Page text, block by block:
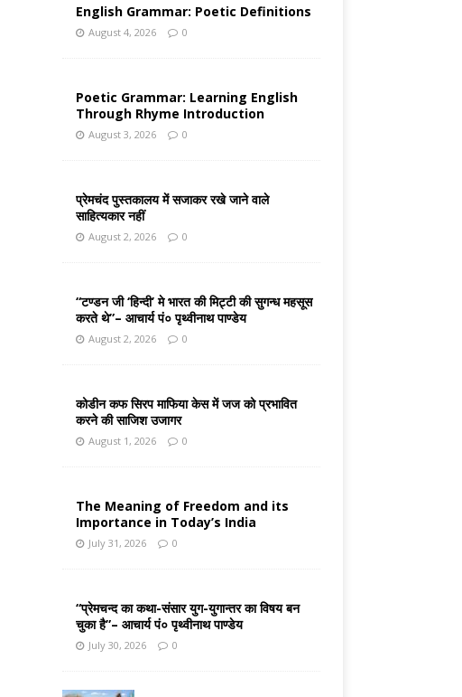
English Grammar: Poetic Definitions
August 4, 2026 0
Poetic Grammar: Learning English
Through Rhyme Introduction
August 3, 2026 0
प्रेमचंद पुस्तकालय में सजाकर रखे जाने वाले
साहित्यकार नहीं
August 2, 2026 0
“टण्डन जी ‘हिन्दी’ मे भारत की मिट्टी की सुगन्ध महसूस
करते थे”– आचार्य पं० पृथ्वीनाथ पाण्डेय
August 2, 2026 0
कोडीन कफ सिरप माफिया केस में जज को प्रभावित
करने की साजिश उजागर
August 1, 2026 0
The Meaning of Freedom and its
Importance in Today’s India
July 31, 2026 0
“प्रेमचन्द का कथा-संसार युग-युगान्तर का विषय बन
चुका है”– आचार्य पं० पृथ्वीनाथ पाण्डेय
July 30, 2026 0